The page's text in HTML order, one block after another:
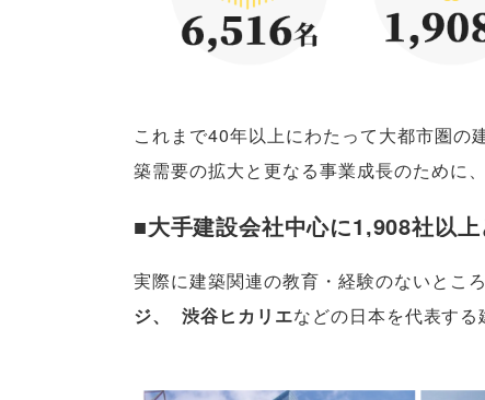
これまで40年以上にわたって大都市圏の
築需要の拡大と更なる事業成長のために、
■大手建設会社中心に1,908社以
実際に建築関連の教育・経験のないとこ
ジ、 渋谷ヒカリエなどの日本を代表す